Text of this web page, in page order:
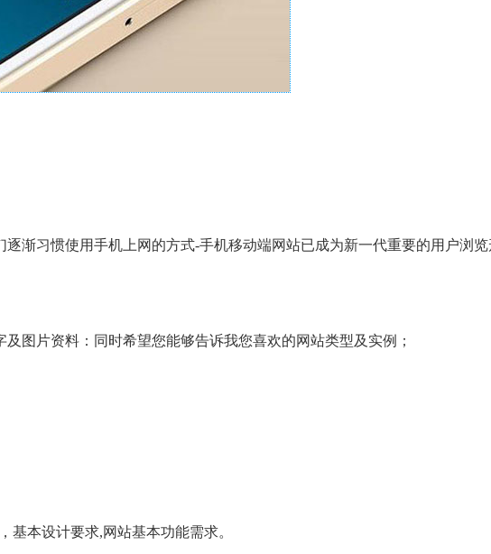
渐习惯使用手机上网的方式-手机移动端网站已成为新一代重要的用户浏
图片资料：同时希望您能够告诉我您喜欢的网站类型及实例；
基本设计要求,网站基本功能需求。